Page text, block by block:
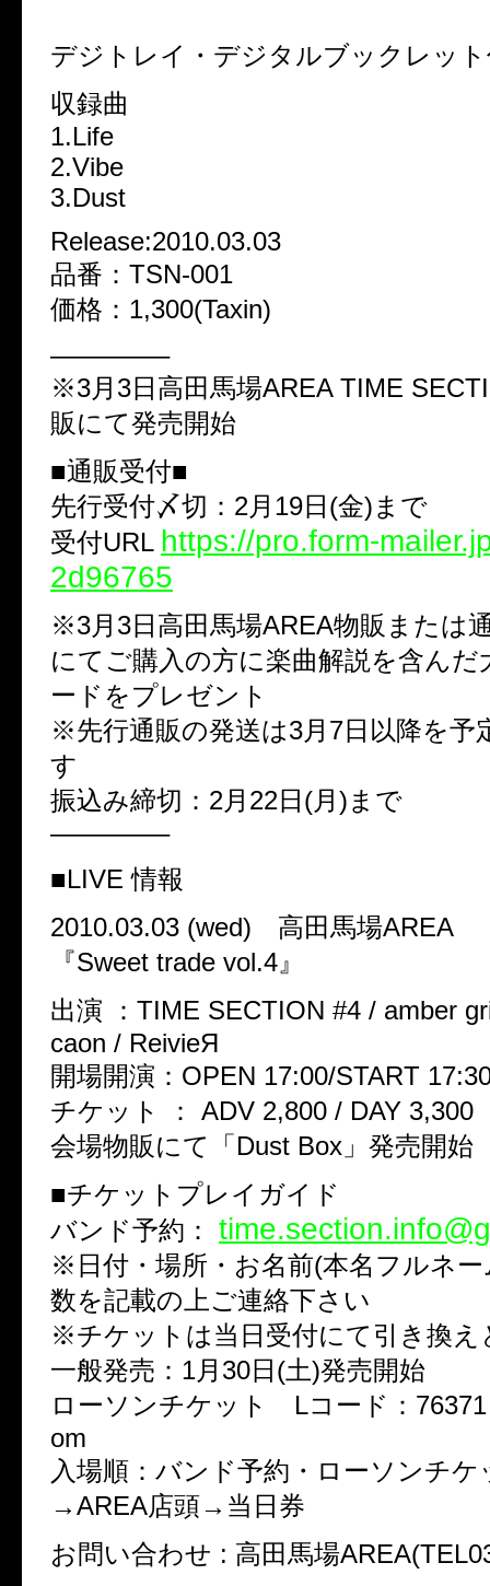
デジトレイ・デジタルブックレッ
収録曲
1.Life
2.Vibe
3.Dust
Release:2010.03.03
品番：TSN-001
価格：1,300(Taxin)
————–
※3月3日高田馬場AREA TIME
販にて発売開始
■通販受付■
先行受付〆切：2月19日(金)まで
受付URL https://pro.form-
2d96765
※3月3日高田馬場AREA物販または
にてご購入の方に楽曲解説を含んだ
ードをプレゼント
※先行通販の発送は3月7日以降を予
す
振込み締切：2月22日(月)まで
————–
■LIVE 情報
2010.03.03 (wed) 高田馬場AREA
『Sweet trade vol.4』
出演 ：TIME SECTION #4 / amber
caon / ReivieЯ
開場開演：OPEN 17:00/START
チケット ： ADV 2,800 / DAY 3,300
会場物販にて「Dust Box」発売開始
■チケットプレイガイド
バンド予約：
※日付・場所・お名前(本名フルネー
数を記載の上ご連絡下さい
※チケットは当日受付にて引き換え
一般発売：1月30日(土)発売開始
ローソンチケット Lコード：
om
入場順：バンド予約・ローソンチケ
→AREA店頭→当日券
お問い合わせ : 高田馬場